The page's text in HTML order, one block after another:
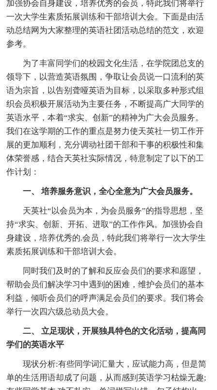
加强协会自身建设，培养优秀的会员，特此我们将举行
一次大学生素质拓展训练和干部培训大会。下面是由活
动总结网为大家整理的英语社团活动总结的范文，欢迎
参考。
为了丰富同学们的校园文化生活，在学院团总支的
领导下，以营造英语氛围，争取让会员说一口流利的英
语为宗旨，以告别聋哑英语为目标，以采取多种形式组
织会员积极开展活动为主要任务，不断提高广大同学的
英语水平，本着“求实、创新”的精神为广大会员服务。
我们在这学期的工作的重点是努力使天英社一切工作开
展的更加顺利，充分调动社团干部和干事的积极性和集
体荣誉感，结合天英社实际情况，特意制定了以下的工
作计划：
一、 培养服务意识，全心全意为广大会员服务。
天英社“以会员为本，为会员服务”的指导思想，坚
持“求实、创新、开拓、进取”的工作作风。加强协会自
身建设，培养优秀的.会员，特此我们将举行一次大学生
素质拓展训练和干部培训大会。
同时我们及时的了解和反应会员们的要求和愿望，
帮助会员们解决学习中遇到的困难，维护会员们的基本
利益，倾听会员们的呼声满足会员们的要求。我们将会
举行一次四六级总动员大会。
二、 立足现状，开展独具特色的文化活动，提高同
学们的英语水平
现状分析:有些同学词汇量大，应试能力高，但是简
单的生活用语却成了问题，从而感到英语学习枯燥无趣;